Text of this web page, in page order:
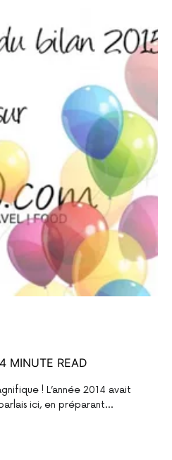
4 MINUTE READ
! L’année 2014 avait
ici, en préparant…